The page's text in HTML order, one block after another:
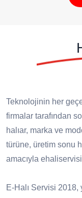
Teknolojinin her
firmalar tarafından
halıar, marka ve
türüne, üretim sonu
amacıyla
E-Halı Servisi 2018,